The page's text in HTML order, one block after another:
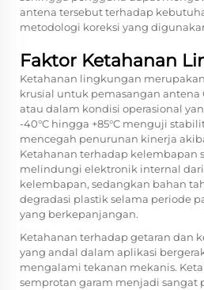
antena tersebut terhadap
metodologi koreksi yang
Faktor Ketahanan
Ketahanan lingkungan
krusial untuk pemasangan antena
atau dalam kondisi operasional
-40°C hingga +85°C menguji
mencegah penurunan kinerja
Ketahanan terhadap kelembapan
melindungi elektronik internal
kelembapan, sedangkan bahan
degradasi plastik selama periode
yang berkepanjangan.
Ketahanan terhadap getaran dan
yang andal dalam aplikasi
mengalami tekanan mekanis.
semprotan garam menjadi sangat